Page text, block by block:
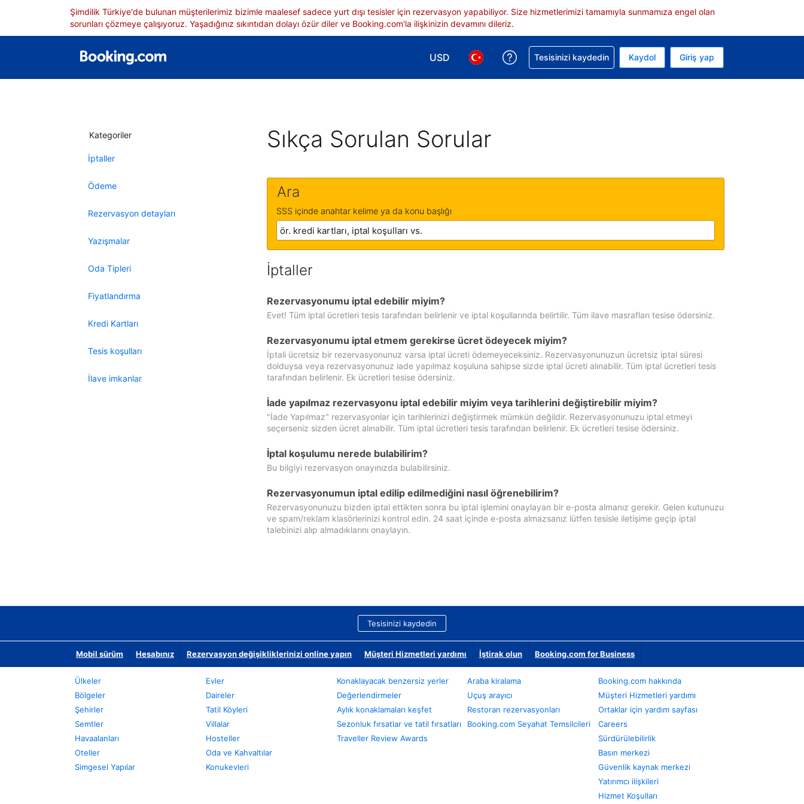
Şimdilik Türkiye'de bulunan müşterilerimiz bizimle maalesef sadece yurt dışı tesisler için rezervasyon yapabiliyor. Size hizmetlerimizi tamamıyla sunmamıza engel olan
sorunları çözmeye çalışıyoruz. Yaşadığınız sıkıntıdan dolayı özür diler ve Booking.com'la ilişkinizin devamını dileriz.
USD
Para birimi seçimi yap. Mevcut para biriminiz ABD doları
Dil seçimi yap. Mevcut diliniz Türkçe
Rezervasyonunuzla ilgili yardım alın
Tesisinizi kaydedin Kaydol Giriş yap
Kategoriler
İptaller
Ödeme
Rezervasyon detayları
Yazışmalar
Oda Tipleri
Fiyatlandırma
Kredi Kartları
Tesis koşulları
İlave imkanlar
Sıkça Sorulan Sorular
Ara
SSS içinde anahtar kelime ya da konu başlığı
İptaller
Rezervasyonumu iptal edebilir miyim?
Evet! Tüm iptal ücretleri tesis tarafından belirlenir ve iptal koşullarında belirtilir. Tüm ilave masrafları tesise ödersiniz.
Rezervasyonumu iptal etmem gerekirse ücret ödeyecek miyim?
İptali ücretsiz bir rezervasyonunuz varsa iptal ücreti ödemeyeceksiniz. Rezervasyonunuzun ücretsiz iptal süresi
dolduysa veya rezervasyonunuz iade yapılmaz koşuluna sahipse sizde iptal ücreti alınabilir. Tüm iptal ücretleri tesis
tarafından belirlenir. Ek ücretleri tesise ödersiniz.
İade yapılmaz rezervasyonu iptal edebilir miyim veya tarihlerini değiştirebilir miyim?
"İade Yapılmaz" rezervasyonlar için tarihlerinizi değiştirmek mümkün değildir. Rezervasyonunuzu iptal etmeyi
seçerseniz sizden ücret alınabilir. Tüm iptal ücretleri tesis tarafından belirlenir. Ek ücretleri tesise ödersiniz.
İptal koşulumu nerede bulabilirim?
Bu bilgiyi rezervasyon onayınızda bulabilirsiniz.
Rezervasyonumun iptal edilip edilmediğini nasıl öğrenebilirim?
Rezervasyonunuzu bizden iptal ettikten sonra bu iptal işlemini onaylayan bir e-posta almanız gerekir. Gelen kutunuzu
ve spam/reklam klasörlerinizi kontrol edin. 24 saat içinde e-posta almazsanız lütfen tesisle iletişime geçip iptal
talebinizi alıp almadıklarını onaylayın.
Tesisinizi kaydedin
Mobil sürüm Hesabınız Rezervasyon değişikliklerinizi online yapın Müşteri Hizmetleri yardımı İştirak olun Booking.com for Business
Ülkeler
Bölgeler
Şehirler
Semtler
Havaalanları
Oteller
Simgesel Yapılar
Evler
Daireler
Tatil Köyleri
Villalar
Hosteller
Oda ve Kahvaltılar
Konukevleri
Konaklayacak benzersiz yerler
Değerlendirmeler
Aylık konaklamaları keşfet
Sezonluk fırsatlar ve tatil fırsatları
Traveller Review Awards
Araba kiralama
Uçuş arayıcı
Restoran rezervasyonları
Booking.com Seyahat Temsilcileri
Booking.com hakkında
Müşteri Hizmetleri yardımı
Ortaklar için yardım sayfası
Careers
Sürdürülebilirlik
Basın merkezi
Güvenlik kaynak merkezi
Yatırımcı ilişkileri
Hizmet Koşulları